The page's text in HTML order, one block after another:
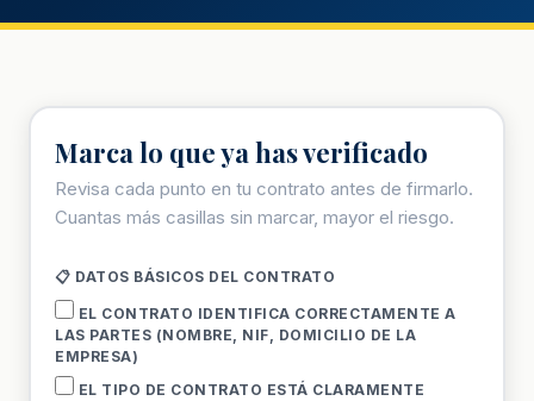
Marca lo que ya has verificado
Revisa cada punto en tu contrato antes de firmarlo.
Cuantas más casillas sin marcar, mayor el riesgo.
📋 DATOS BÁSICOS DEL CONTRATO
EL CONTRATO IDENTIFICA CORRECTAMENTE A
LAS PARTES (NOMBRE, NIF, DOMICILIO DE LA
EMPRESA)
EL TIPO DE CONTRATO ESTÁ CLARAMENTE